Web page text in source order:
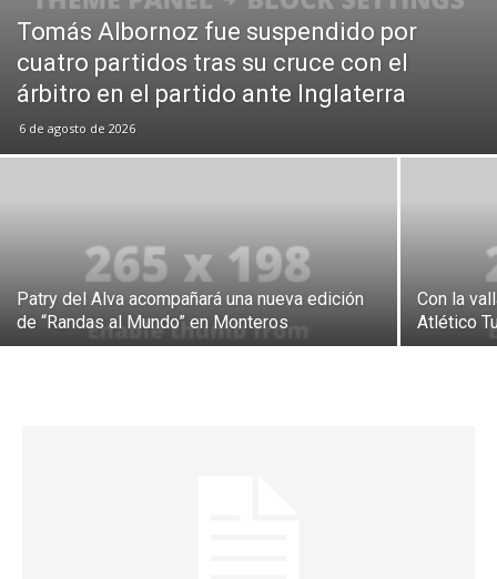
Tomás Albornoz fue suspendido por
cuatro partidos tras su cruce con el
árbitro en el partido ante Inglaterra
6 de agosto de 2026
Patry del Alva acompañará una nueva edición
de “Randas al Mundo” en Monteros
Con la
Atlético